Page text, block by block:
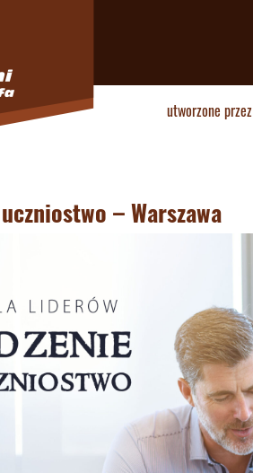
utworzone przez
– Warszawa